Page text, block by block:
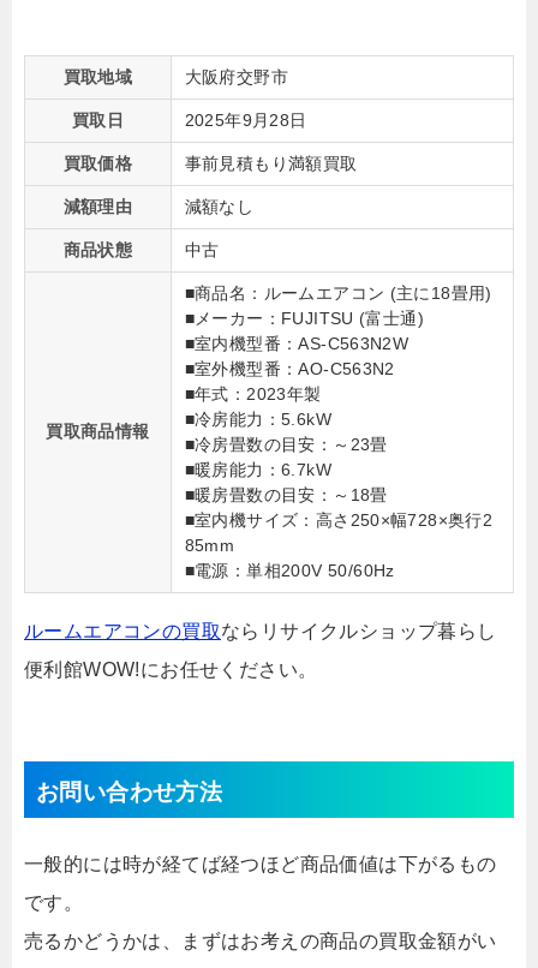
買取地域 大阪府交野市
買取日 2025年9月28日
買取価格 事前見積もり満額買取
減額理由 減額なし
商品状態 中古
買取商品情報
■商品名：ルームエアコン (主に18畳用)
■メーカー：FUJITSU (富士通)
■室内機型番：AS-C563N2W
■室外機型番：AO-C563N2
■年式：2023年製
■冷房能力：5.6kW
■冷房畳数の目安：～23畳
■暖房能力：6.7kW
■暖房畳数の目安：～18畳
■室内機サイズ：高さ250×幅728×奥行2
85mm
■電源：単相200V 50/60Hz
ルームエアコンの買取ならリサイクルショップ暮らし
便利館WOW!にお任せください。
お問い合わせ方法
一般的には時が経てば経つほど商品価値は下がるもの
です。
売るかどうかは、まずはお考えの商品の買取金額がい